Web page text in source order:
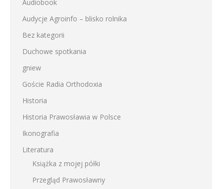
Audiobook
Audycje Agroinfo – blisko rolnika
Bez kategorii
Duchowe spotkania
gniew
Goście Radia Orthodoxia
Historia
Historia Prawosławia w Polsce
Ikonografia
Literatura
Książka z mojej półki
Przegląd Prawosławny